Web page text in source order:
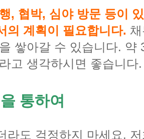
, 협박, 심야 방문 등이
의 계획이 필요합니다.
쌓아갈 수 있습니다.
고 생각하시면 좋습니다.
통하여
라도 걱정하지 마세요.